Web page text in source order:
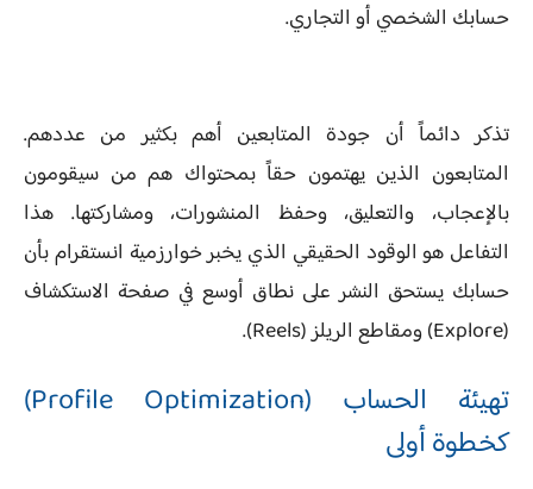
حسابك الشخصي أو التجاري.
تذكر دائماً أن جودة المتابعين أهم بكثير من عددهم.
المتابعون الذين يهتمون حقاً بمحتواك هم من سيقومون
بالإعجاب، والتعليق، وحفظ المنشورات، ومشاركتها. هذا
التفاعل هو الوقود الحقيقي الذي يخبر خوارزمية انستقرام بأن
حسابك يستحق النشر على نطاق أوسع في صفحة الاستكشاف
(Explore) ومقاطع الريلز (Reels).
تهيئة الحساب (Profile Optimization)
كخطوة أولى